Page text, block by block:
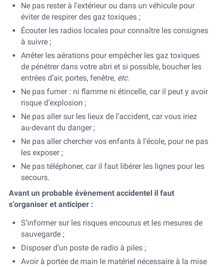
Ne pas rester à l’extérieur ou dans un véhicule pour
éviter de respirer des gaz toxiques ;
Écouter les radios locales pour connaître les consignes
à suivre ;
Arrêter les aérations pour empêcher les gaz toxiques
de pénétrer dans votre abri et si possible, boucher les
entrées d’air, portes, fenêtre, etc.
Ne pas fumer : ni flamme ni étincelle, car il peut y avoir
risque d’explosion ;
Ne pas aller sur les lieux de l’accident, car vous iriez
au-devant du danger ;
Ne pas aller chercher vos enfants à l’école, pour ne pas
les exposer ;
Ne pas téléphoner, car il faut libérer les lignes pour les
secours.
Avant un probable évènement accidentel il faut
s’organiser et anticiper :
S’informer sur les risques encourus et les mesures de
sauvegarde ;
Disposer d’un poste de radio à piles ;
Avoir à portée de main le matériel nécessaire à la mise